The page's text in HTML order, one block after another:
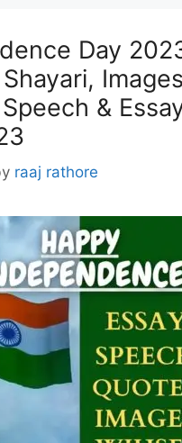
Day
& Essay
raaj rathore